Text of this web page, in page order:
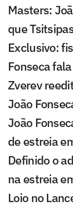
Masters:
que
Exclusivo:
Fonseca
Zverev
João
João
de estreia
Definido o
na estreia
Loio no